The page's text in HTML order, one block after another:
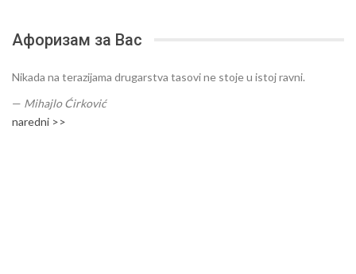
Афоризам за Вас
Nikada na terazijama drugarstva tasovi ne stoje u istoj ravni.
— Mihajlo Ćirković
naredni >>